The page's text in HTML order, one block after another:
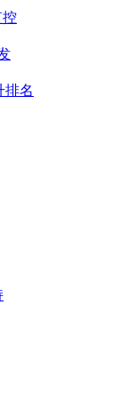
控
排名